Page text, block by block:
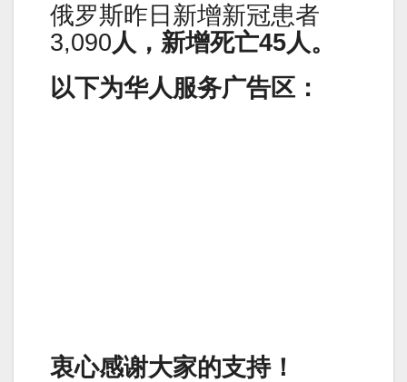
俄罗斯昨日新增新冠患者
3,090人，新增死亡45人。
以下为华人服务广告区：
衷心感谢大家的支持！